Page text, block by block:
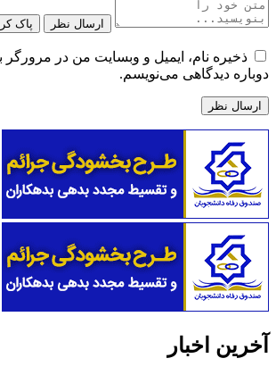
ارسال نظر پاک
ذخیره نام، ایمیل و وبسایت من در مرورگر
دوباره دیدگاهی می‌نویسم.
آخرین اخبار